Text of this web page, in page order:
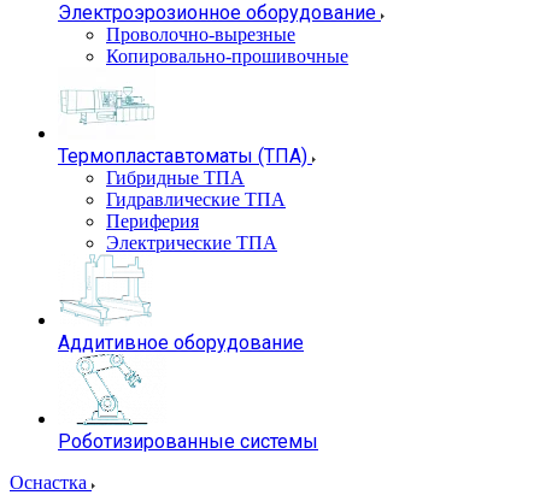
Электроэрозионное оборудование
Проволочно-вырезные
Копировально-прошивочные
Термопластавтоматы (ТПА)
Гибридные ТПА
Гидравлические ТПА
Периферия
Электрические ТПА
Аддитивное оборудование
Роботизированные системы
Оснастка